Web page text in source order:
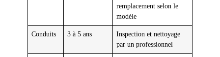
remplacement selon le
modèle
Conduits 3 à 5 ans
Inspection et nettoyage
par un professionnel